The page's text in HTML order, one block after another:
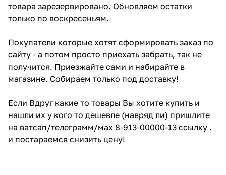
товара зарезервировано. Обновляем остатки
только по воскресеньям.
Покупатели которые хотят сформировать заказ по
сайту - а потом просто приехать забрать, так не
получится. Приезжайте сами и набирайте в
магазине. Собираем только под доставку!
Если Вдруг какие то товары Вы хотите купить и
нашли их у кого то дешевле (навряд ли) пришлите
на ватсап/телеграмм/мах 8-913-00000-13 ссылку .
и постараемся снизить цену!